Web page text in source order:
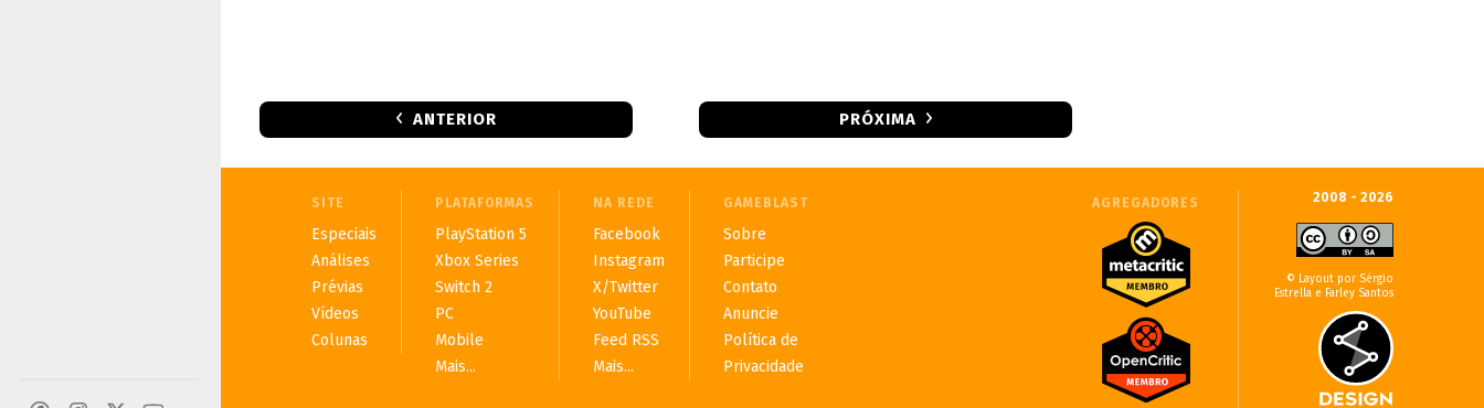
ANTERIOR PRÓXIMA
SITE
Especiais
Análises
Prévias
Vídeos
Colunas
PLATAFORMAS
PlayStation 5
Xbox Series
Switch 2
PC
Mobile
Mais...
NA REDE
Facebook
Instagram
X/Twitter
YouTube
Feed RSS
Mais...
GAMEBLAST
Sobre
Participe
Contato
Anuncie
Política de
Privacidade
2008 - 2026
© Layout por Sérgio
Estrella e Farley Santos
AGREGADORES